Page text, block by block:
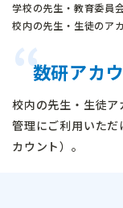
学校の先生・教育委員
校内の先生・生徒のア
数研アカ
校内の先生・生徒
管理にご利用いた
カウント）。